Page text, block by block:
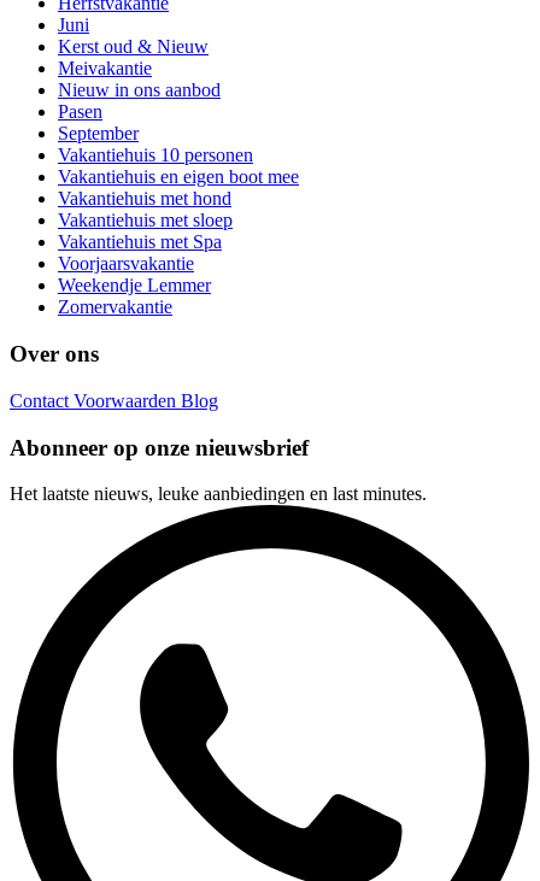
Juni
Kerst oud & Nieuw
Meivakantie
Nieuw in ons aanbod
Pasen
September
Vakantiehuis 10 personen
Vakantiehuis en eigen boot mee
Vakantiehuis met hond
Vakantiehuis met sloep
Vakantiehuis met Spa
Voorjaarsvakantie
Weekendje Lemmer
Zomervakantie
Over ons
Contact Voorwaarden Blog
Abonneer op onze nieuwsbrief
Het laatste nieuws, leuke aanbiedingen en last minutes.